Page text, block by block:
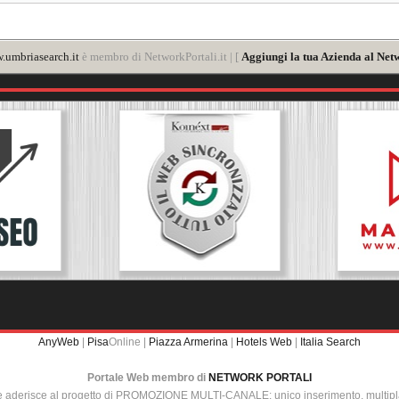
è membro di NetworkPortali.it | [ Aggiungi la tua Azienda al
AnyWeb | PisaOnline | Piazza Armerina | Hotels Web | Italia Search
Portale Web membro di NETWORK PORTALI
aderisce al progetto di PROMOZIONE MULTI-CANALE: unico inserimento,